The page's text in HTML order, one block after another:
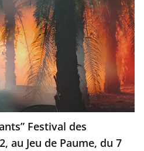
Festival des
au Jeu de Paume, du 7